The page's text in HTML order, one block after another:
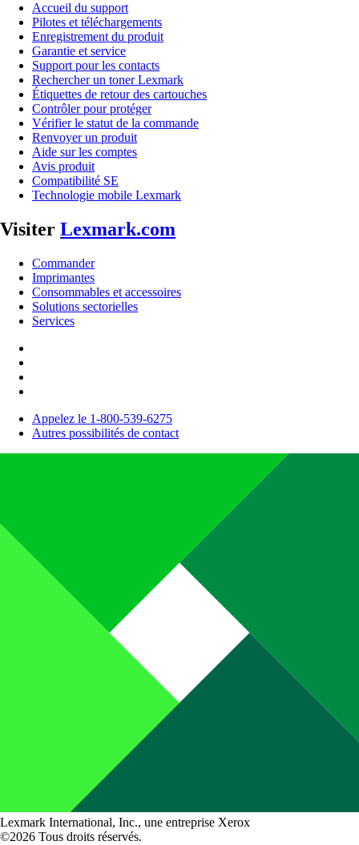
Accueil du support
Pilotes et téléchargements
Enregistrement du produit
Garantie et service
Support pour les contacts
Rechercher un toner Lexmark
Étiquettes de retour des cartouches
Contrôler pour protéger
Vérifier le statut de la commande
Renvoyer un produit
Aide sur les comptes
Avis produit
Compatibilité SE
Technologie mobile Lexmark
Visiter Lexmark.com
Commander
Imprimantes
Consommables et accessoires
Solutions sectorielles
Services
Appelez le 1-800-539-6275
Autres possibilités de contact
Lexmark International, Inc., une entreprise Xerox
©2026 Tous droits réservés.